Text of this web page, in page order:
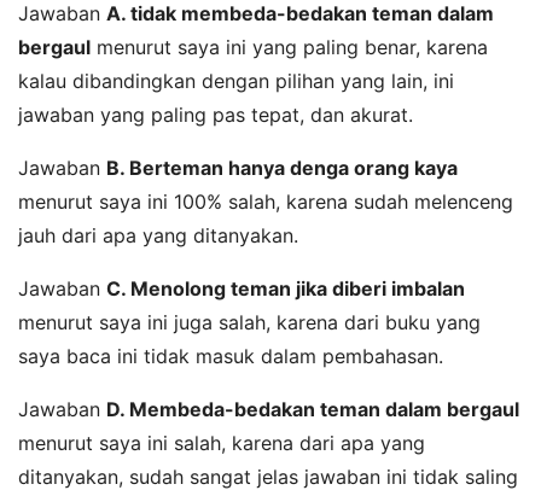
Jawaban A. tidak membeda-bedakan teman dalam
bergaul menurut saya ini yang paling benar, karena
kalau dibandingkan dengan pilihan yang lain, ini
jawaban yang paling pas tepat, dan akurat.
Jawaban B. Berteman hanya denga orang kaya
menurut saya ini 100% salah, karena sudah melenceng
jauh dari apa yang ditanyakan.
Jawaban C. Menolong teman jika diberi imbalan
menurut saya ini juga salah, karena dari buku yang
saya baca ini tidak masuk dalam pembahasan.
Jawaban D. Membeda-bedakan teman dalam bergaul
menurut saya ini salah, karena dari apa yang
ditanyakan, sudah sangat jelas jawaban ini tidak saling